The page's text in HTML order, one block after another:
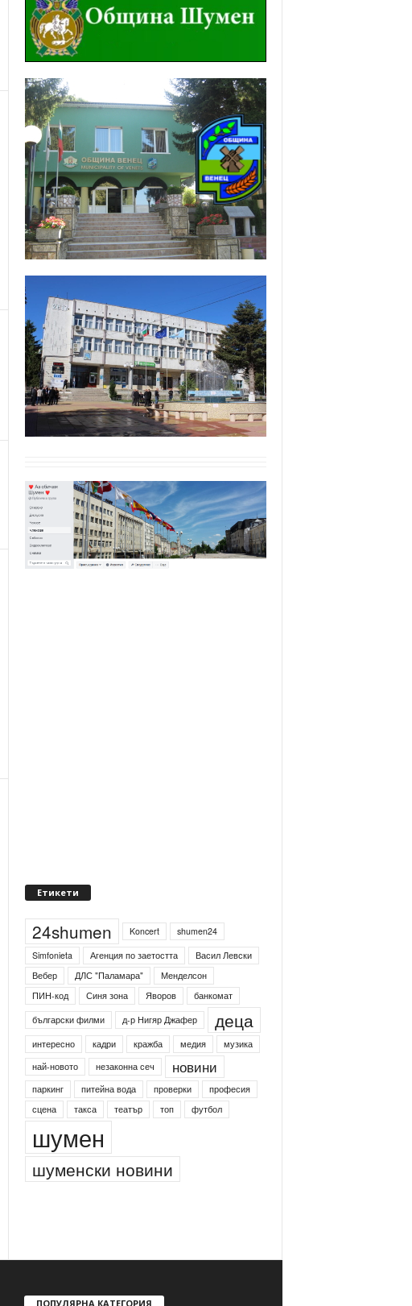
Етикети
24shumen Koncert
shumen24
Simfonieta
Агенция по заетостта
Васил Левски
Вебер
ДЛС "Паламара"
Менделсон
ПИН-код
Синя зона Яворов
банкомат
български филми
д-р Нигяр Джафер деца
интересно кадри кражба медия
музика
най-новото
незаконна сеч новини
паркинг питейна вода проверки
професия
сцена
такса театър топ футбол
шумен
шуменски новини
ПОПУЛЯРНА КАТЕГОРИЯ